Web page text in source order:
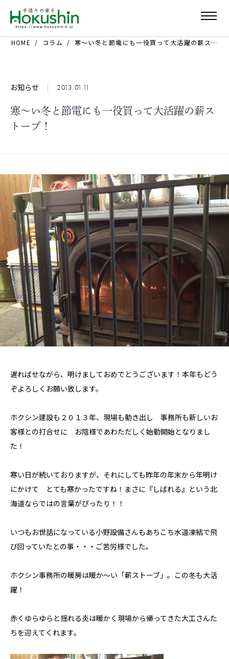
HOME コラム 寒～い冬と節電にも一役買って大活躍の薪ストーブ！
お知らせ | 2013.01.11
寒～い冬と節電にも一役買って大活躍の薪ス
トーブ！
遅ればせながら、明けましておめでとうございます！本年もどう
ぞよろしくお願い致します。
ホクシン建設も２０１３年、現場も動き出し 事務所も新しいお
客様との打合せに お陰様であわただしく始動開始となりまし
た！
寒い日が続いておりますが、それにしても昨年の年末から年明け
にかけて とても寒かったですね！まさに『しばれる』という北
海道ならではの言葉がぴったり！！
いつもお世話になっている小野設備さんもあちこち水道凍結で飛
び回っていたとの事・・・ご苦労様でした。
ホクシン事務所の暖房は暖か～い「薪ストーブ」。この冬も大活
躍！
赤くゆらゆらと揺れる炎は暖かく現場から帰ってきた大工さんた
ちを迎えてくれます。